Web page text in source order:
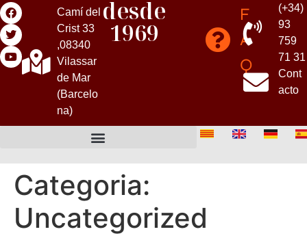
Camí del
Crist 33
,08340
Vilassar
de Mar
(Barcelo
na)
desde
1969
F
A
Q
(+34)
93
759
71 31
Cont
acto
Categoria:
Uncategorized